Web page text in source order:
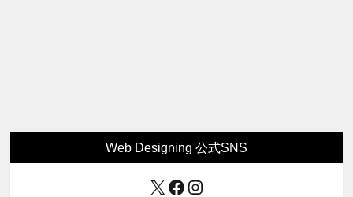
Web Designing 公式SNS
X Facebook
Instagram